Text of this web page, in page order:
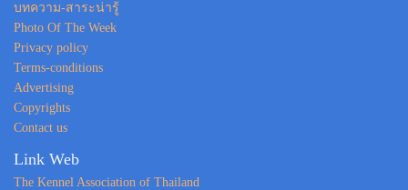
บทความ-สาระน่ารู้
Photo Of The Week
Privacy policy
Terms-conditions
Advertising
Copyrights
Contact us
Link Web
The Kennel Association of Thailand